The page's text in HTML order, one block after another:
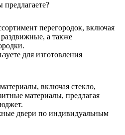
перегородок, включая
а также
для изготовления
включая стекло,
материалы, предлагая
двери по индивидуальным